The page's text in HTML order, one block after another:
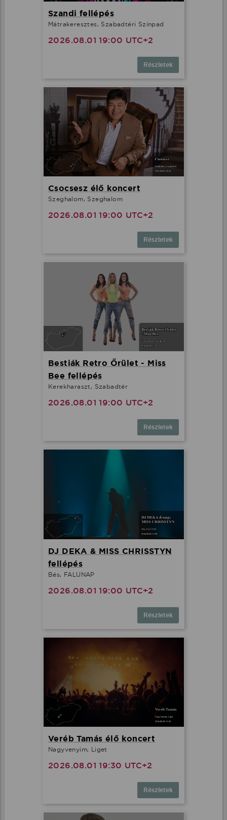
Szandi fellépés
Mátrakeresztes, Szabadtéri Színpad
2026.08.01 19:00 UTC+2
Részletek
Csocsesz élő koncert
Szeghalom, Szeghalom
2026.08.01 19:00 UTC+2
Részletek
Bestiák Retro Őrület - Miss
Bee fellépés
Kerekharaszt, Szabadtér
2026.08.01 19:00 UTC+2
Részletek
DJ DEKA & MISS CHRISSTYN
fellépés
Bés, FALUNAP
2026.08.01 19:00 UTC+2
Részletek
Veréb Tamás élő koncert
Nagyvenyim, Liget
2026.08.01 19:30 UTC+2
Részletek